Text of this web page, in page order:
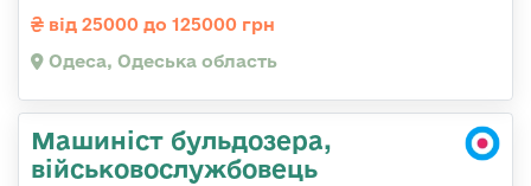
від 25000 до 125000 грн
Одеса, Одеська область
Машиніст бульдозера,
військовослужбовець